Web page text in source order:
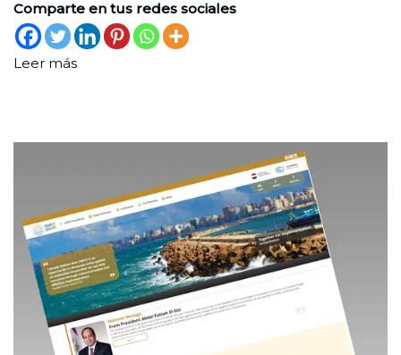
Comparte en tus redes sociales
Leer más